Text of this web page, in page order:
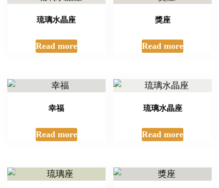
琉璃水晶座
Read more
獎座
Read more
幸福
Read more
琉璃水晶座
Read more